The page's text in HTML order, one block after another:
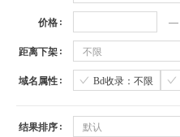
价格
距离下架 不限
域名属性 Bd收录：不限
结果排序 默认